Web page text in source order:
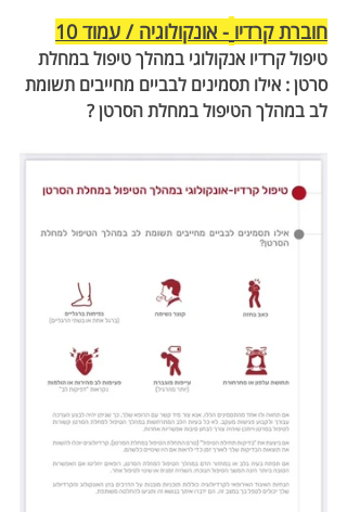
חוברת קרדיו - אונקולוגיה / עמוד 10
טיפול קרדיו אנקולוגי במהלך טיפול במחלת
סרטן : אילו תסמינים לבביים מחייבים תשומת
לב במהלך הטיפול במחלת הסרטן ?